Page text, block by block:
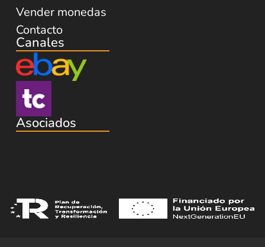
Vender monedas
Contacto
Canales
Asociados